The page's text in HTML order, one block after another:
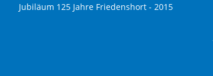
Jubiläum 125 Jahre Friedenshort - 2015